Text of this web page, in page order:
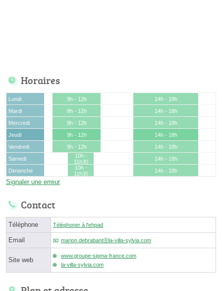
Horaires
Lundi 9h - 12h
14h - 18h
Mardi
9h - 12h
14h - 18h
Mercredi
9h - 12h
14h - 18h
Jeudi
9h - 12h
14h - 18h
Vendredi
9h - 12h
14h - 18h
Samedi
10h -
11h30
14h - 18h
Dimanche
10h -
11h30
14h - 18h
Signaler une erreur
Contact
Téléphone Téléphoner à l'ehpad
Email marion.debrabantⓐla-villa-sylvia.com
Site web
www.groupe-sigma-france.com
la-villa-sylvia.com